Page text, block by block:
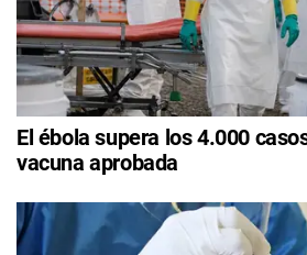
El ébola supera los 4.000
vacuna aprobada